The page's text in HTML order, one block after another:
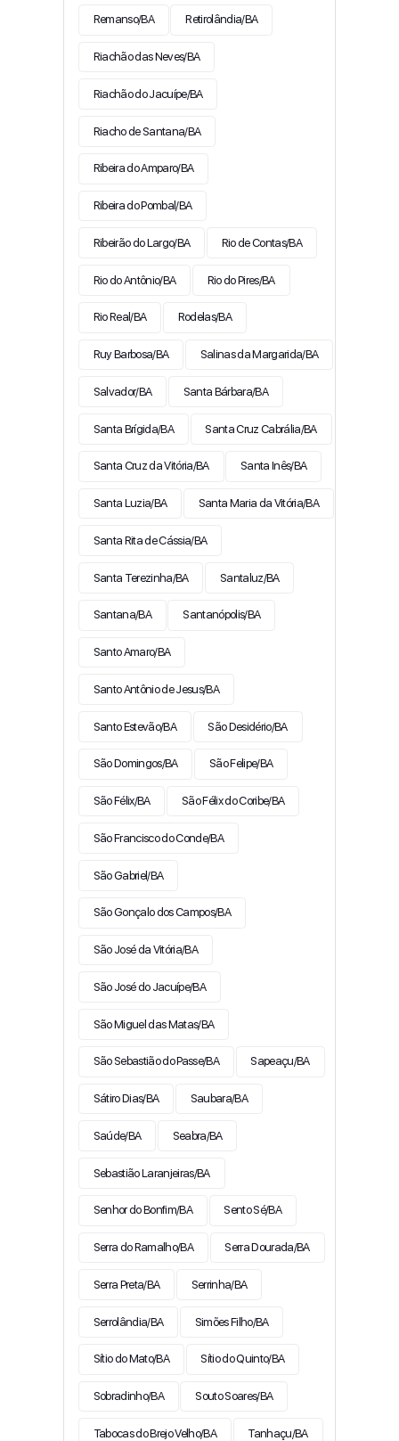
Remanso/BA Retirolândia/BA
Riachão das Neves/BA
Riachão do Jacuípe/BA
Riacho de Santana/BA
Ribeira do Amparo/BA
Ribeira do Pombal/BA
Ribeirão do Largo/BA Rio de Contas/BA
Rio do Antônio/BA Rio do Pires/BA
Rio Real/BA Rodelas/BA
Ruy Barbosa/BA Salinas da Margarida/BA
Salvador/BA Santa Bárbara/BA
Santa Brígida/BA Santa Cruz Cabrália/BA
Santa Cruz da Vitória/BA Santa Inês/BA
Santa Luzia/BA Santa Maria da Vitória/BA
Santa Rita de Cássia/BA
Santa Terezinha/BA Santaluz/BA
Santana/BA Santanópolis/BA
Santo Amaro/BA
Santo Antônio de Jesus/BA
Santo Estevão/BA São Desidério/BA
São Domingos/BA São Felipe/BA
São Félix/BA São Félix do Coribe/BA
São Francisco do Conde/BA
São Gabriel/BA
São Gonçalo dos Campos/BA
São José da Vitória/BA
São José do Jacuípe/BA
São Miguel das Matas/BA
São Sebastião do Passe/BA Sapeaçu/BA
Sátiro Dias/BA Saubara/BA
Saúde/BA Seabra/BA
Sebastião Laranjeiras/BA
Senhor do Bonfim/BA Sento Sé/BA
Serra do Ramalho/BA Serra Dourada/BA
Serra Preta/BA Serrinha/BA
Serrolândia/BA Simões Filho/BA
Sítio do Mato/BA Sítio do Quinto/BA
Sobradinho/BA Souto Soares/BA
Tabocas do Brejo Velho/BA Tanhaçu/BA